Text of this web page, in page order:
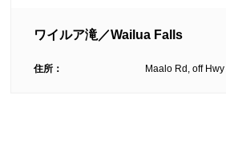
ワイルア滝／Wailua Falls
住所： Maalo Rd, off